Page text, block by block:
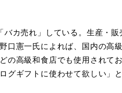
カ売れ」している。生産・販
口憲一氏によれば、国内の高
の高級和食店でも使用されて
グギフトに使わせて欲しい」